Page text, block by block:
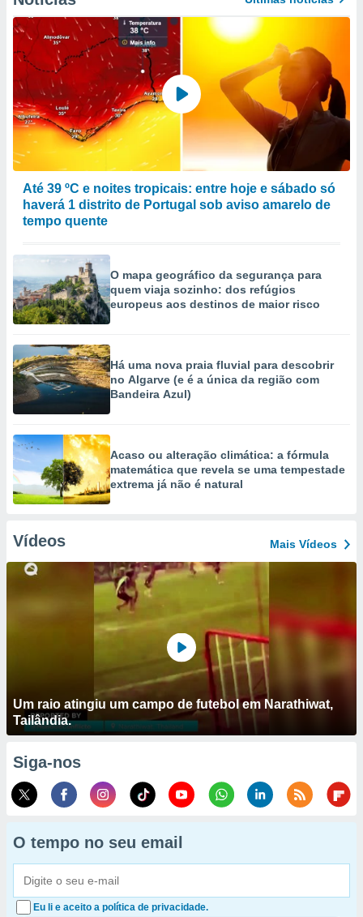
Até 39 ºC e noites tropicais: entre hoje e sábado só
haverá 1 distrito de Portugal sob aviso amarelo de
tempo quente
O mapa geográfico da segurança para
quem viaja sozinho: dos refúgios
europeus aos destinos de maior risco
Há uma nova praia fluvial para descobrir
no Algarve (e é a única da região com
Bandeira Azul)
Acaso ou alteração climática: a fórmula
matemática que revela se uma tempestade
extrema já não é natural
Vídeos Mais Vídeos
Um raio atingiu um campo de futebol em Narathiwat,
Tailândia.
Siga-nos
O tempo no seu email
Eu li e aceito a política de privacidade.